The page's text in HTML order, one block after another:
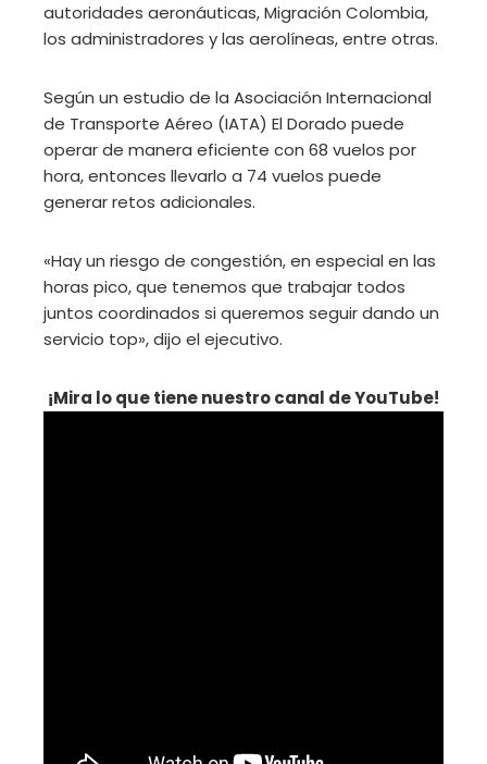
autoridades aeronáuticas, Migración Colombia,
los administradores y las aerolíneas, entre otras.
Según un estudio de la Asociación Internacional
de Transporte Aéreo (IATA) El Dorado puede
operar de manera eficiente con 68 vuelos por
hora, entonces llevarlo a 74 vuelos puede
generar retos adicionales.
«Hay un riesgo de congestión, en especial en las
horas pico, que tenemos que trabajar todos
juntos coordinados si queremos seguir dando un
servicio top», dijo el ejecutivo.
¡Mira lo que tiene nuestro canal de YouTube!